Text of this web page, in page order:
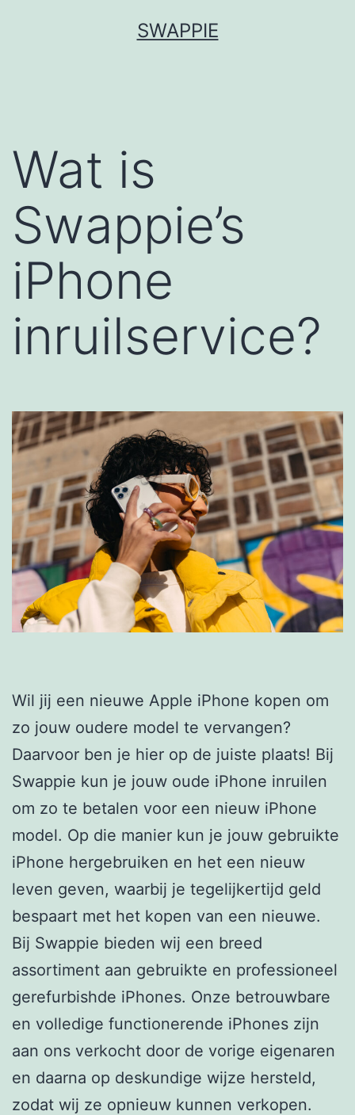
SWAPPIE
Wat is
Swappie’s
iPhone
inruilservice?
Wil jij een nieuwe Apple iPhone kopen om
zo jouw oudere model te vervangen?
Daarvoor ben je hier op de juiste plaats! Bij
Swappie kun je jouw oude iPhone inruilen
om zo te betalen voor een nieuw iPhone
model. Op die manier kun je jouw gebruikte
iPhone hergebruiken en het een nieuw
leven geven, waarbij je tegelijkertijd geld
bespaart met het kopen van een nieuwe.
Bij Swappie bieden wij een breed
assortiment aan gebruikte en professioneel
gerefurbishde iPhones. Onze betrouwbare
en volledige functionerende iPhones zijn
aan ons verkocht door de vorige eigenaren
en daarna op deskundige wijze hersteld,
zodat wij ze opnieuw kunnen verkopen.